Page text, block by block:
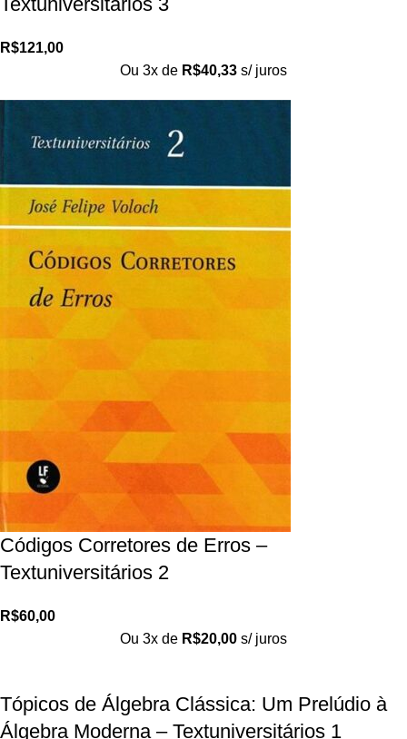
R$121,00
Ou 3x de R$40,33 s/ juros
Códigos Corretores de Erros –
Textuniversitários 2
R$60,00
Ou 3x de R$20,00 s/ juros
Tópicos de Álgebra Clássica: Um Prelúdio à
Álgebra Moderna – Textuniversitários 1